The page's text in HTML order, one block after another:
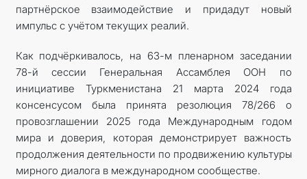
партнёрское взаимодействие и придадут новый
импульс с учётом текущих реалий.
Как подчёркивалось, на 63-м пленарном заседании
78-й сессии Генеральная Ассамблея ООН по
инициативе Туркменистана 21 марта 2024 года
консенсусом была принята резолюция 78/266 о
провозглашении 2025 года Международным годом
мира и доверия, которая демонстрирует важность
продолжения деятельности по продвижению культуры
мирного диалога в международном сообществе.